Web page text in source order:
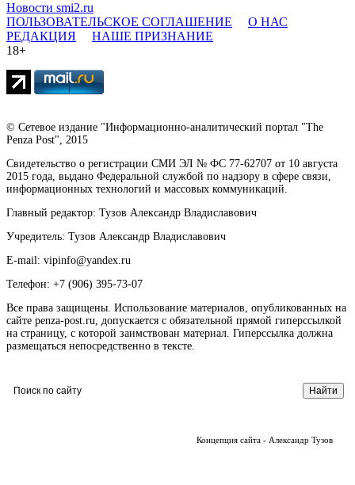
Новости smi2.ru
ПОЛЬЗОВАТЕЛЬСКОЕ СОГЛАШЕНИЕ
О НАС
РЕДАКЦИЯ
НАШЕ ПРИЗНАНИЕ
18+
© Сетевое издание "Информационно-аналитический портал "The
Penza Post", 2015
Свидетельство о регистрации СМИ ЭЛ № ФС 77-62707 от 10 августа
2015 года, выдано Федеральной службой по надзору в сфере связи,
информационных технологий и массовых коммуникаций.
Главный редактор: Тузов Александр Владиславович
Учредитель: Тузов Александр Владиславович
E-mail: vipinfo@yandex.ru
Телефон: +7 (906) 395-73-07
Все права защищены. Использование материалов, опубликованных на
сайте penza-post.ru, допускается с обязательной прямой гиперссылкой
на страницу, с которой заимствован материал. Гиперссылка должна
размещаться непосредственно в тексте.
Концепция сайта - Александр Тузов